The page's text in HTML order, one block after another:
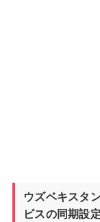
ウズベキスタ
ビスの同期設